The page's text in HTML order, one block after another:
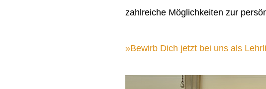
zahlreiche Möglichkeiten zur
Bewirb Dich jetzt bei uns als